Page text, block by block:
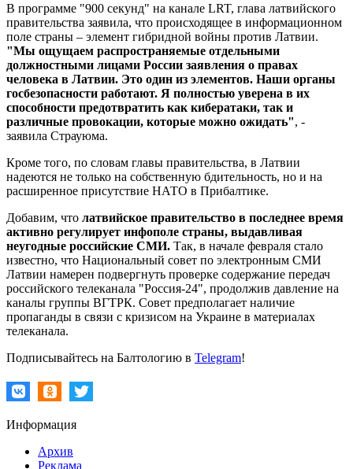
В программе "900 секунд" на канале LRT, глава латвийского
правительства заявила, что происходящее в информационном
поле страны – элемент гибридной войны против Латвии.
"Мы ощущаем распространяемые отдельными
должностными лицами России заявления о правах
человека в Латвии. Это один из элементов. Наши органы
госбезопасности работают. Я полностью уверена в их
способности предотвратить как кибератаки, так и
различные провокации, которые можно ожидать", -
заявила Страуюма.
Кроме того, по словам главы правительства, в Латвии
надеются не только на собственную бдительность, но и на
расширенное присутствие НАТО в Прибалтике.
Добавим, что латвийское правительство в последнее время
активно регулирует инфополе страны, выдавливая
неугодные российские СМИ. Так, в начале февраля стало
известно, что Национальный совет по электронным СМИ
Латвии намерен подвергнуть проверке содержание передач
российского телеканала "Россия-24", продолжив давление на
каналы группы ВГТРК. Совет предполагает наличие
пропаганды в связи с кризисом на Украине в материалах
телеканала.
Подписывайтесь на Балтологию в Telegram!
Информация
Архив
Реклама